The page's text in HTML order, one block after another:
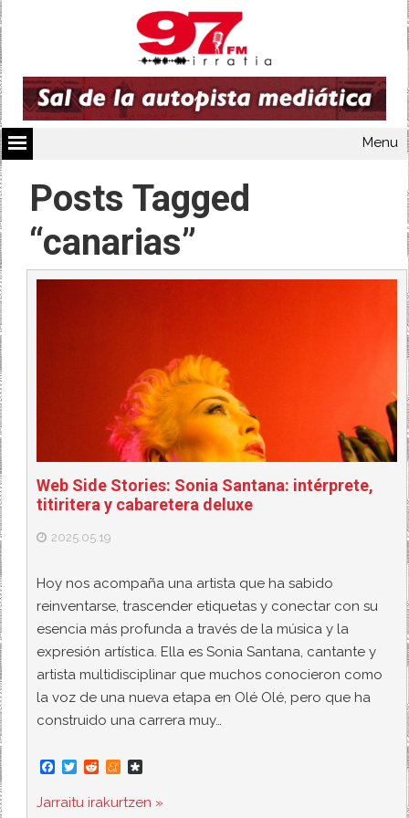
Menu
Posts Tagged
“canarias”
Web Side Stories: Sonia Santana: intérprete,
titiritera y cabaretera deluxe
2025.05.19
Hoy nos acompaña una artista que ha sabido
reinventarse, trascender etiquetas y conectar con su
esencia más profunda a través de la música y la
expresión artística. Ella es Sonia Santana, cantante y
artista multidisciplinar que muchos conocieron como
la voz de una nueva etapa en Olé Olé, pero que ha
construido una carrera muy…
F
c
e
T
i
t
R
d
d
M
n
e
a
s
Jarraitu irakurtzen »